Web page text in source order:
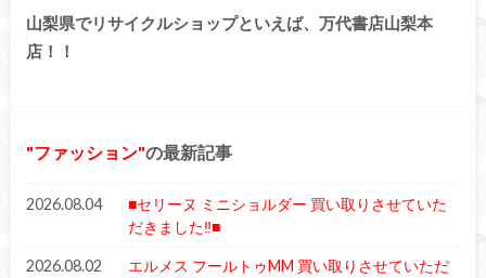
山梨県でリサイクルショップといえば、万代書店山梨本
店！！
ファッション の最新記事
2026.08.04
■セリーヌ ミニショルダー 買い取りさせていた
だきました‼■
2026.08.02
エルメス フールトゥMM 買い取りさせていただ